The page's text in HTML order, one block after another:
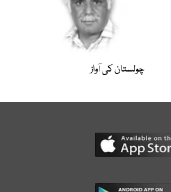
چولستان کی آواز